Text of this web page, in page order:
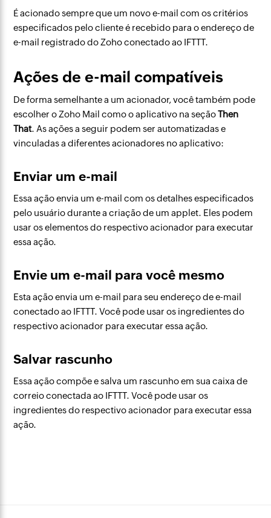
É acionado sempre que um novo e-mail com os critérios
especificados pelo cliente é recebido para o endereço de
e-mail registrado do Zoho conectado ao IFTTT.
Ações de e-mail compatíveis
De forma semelhante a um acionador, você também pode
escolher o Zoho Mail como o aplicativo na seçãoThen
That. As ações a seguir podem ser automatizadas e
vinculadas a diferentes acionadores no aplicativo:
Enviar um e-mail
Essa ação envia um e-mail com os detalhes especificados
pelo usuário durante a criação de um applet. Eles podem
usar os elementos do respectivo acionador para executar
essa ação.
Envie um e-mail para você mesmo
Esta ação envia um e-mail para seu endereço de e-mail
conectado ao IFTTT. Você pode usar os ingredientes do
respectivo acionador para executar essa ação.
Salvar rascunho
Essa ação compõe e salva um rascunho em sua caixa de
correio conectada ao IFTTT. Você pode usar os
ingredientes do respectivo acionador para executar essa
ação.